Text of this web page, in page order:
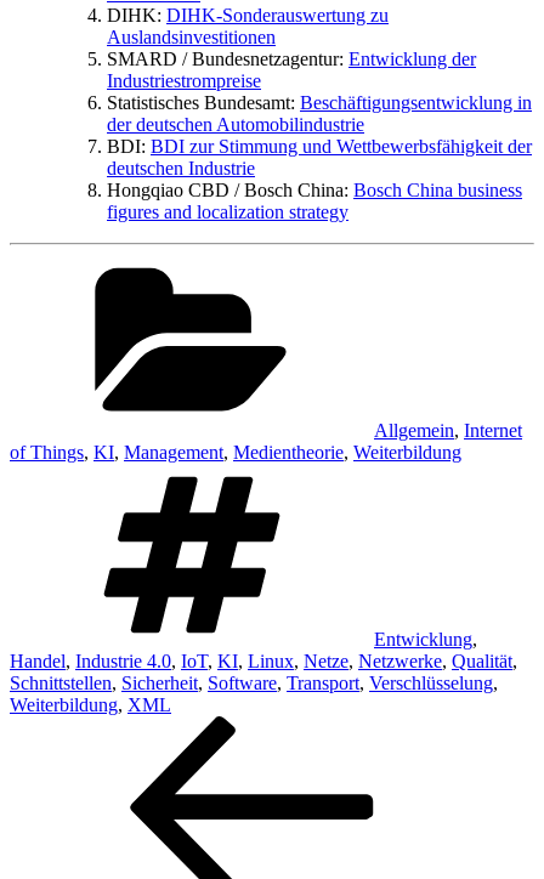
DIHK: DIHK-Sonderauswertung zu
Auslandsinvestitionen
SMARD / Bundesnetzagentur: Entwicklung der
Industriestrompreise
Statistisches Bundesamt: Beschäftigungsentwicklung in
der deutschen Automobilindustrie
BDI: BDI zur Stimmung und Wettbewerbsfähigkeit der
deutschen Industrie
Hongqiao CBD / Bosch China: Bosch China business
figures and localization strategy
Allgemein, Internet
of Things, KI, Management, Medientheorie, Weiterbildung
Entwicklung,
Handel, Industrie 4.0, IoT, KI, Linux, Netze, Netzwerke, Qualität,
Schnittstellen, Sicherheit, Software, Transport, Verschlüsselung,
Weiterbildung, XML
Beitragsnavigation